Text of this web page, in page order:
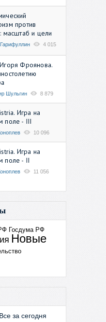
против
масштаб и цели
4 015
Фроянова.
Шульгин 8 879
Игра на
поле - III
10 096
Игра на
поле - II
11 056
Госдума РФ
Новые
Все за сегодня